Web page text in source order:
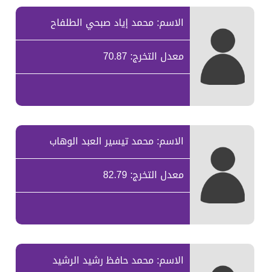
الاسم: محمد إياد صبحي الطلفاح
معدل التخرج: 70.87
الاسم: محمد تيسير العبد الوهاب
معدل التخرج: 82.79
الاسم: محمد حافظ رشيد الرشيد